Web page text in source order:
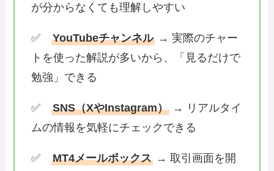
が分からなくても理解しやすい
✅YouTubeチャンネル → 実際のチャー
トを使った解説が多いから、「見るだけで
勉強」できる
✅SNS（XやInstagram） → リアルタイ
ムの情報を気軽にチェックできる
✅MT4メールボックス → 取引画面を開